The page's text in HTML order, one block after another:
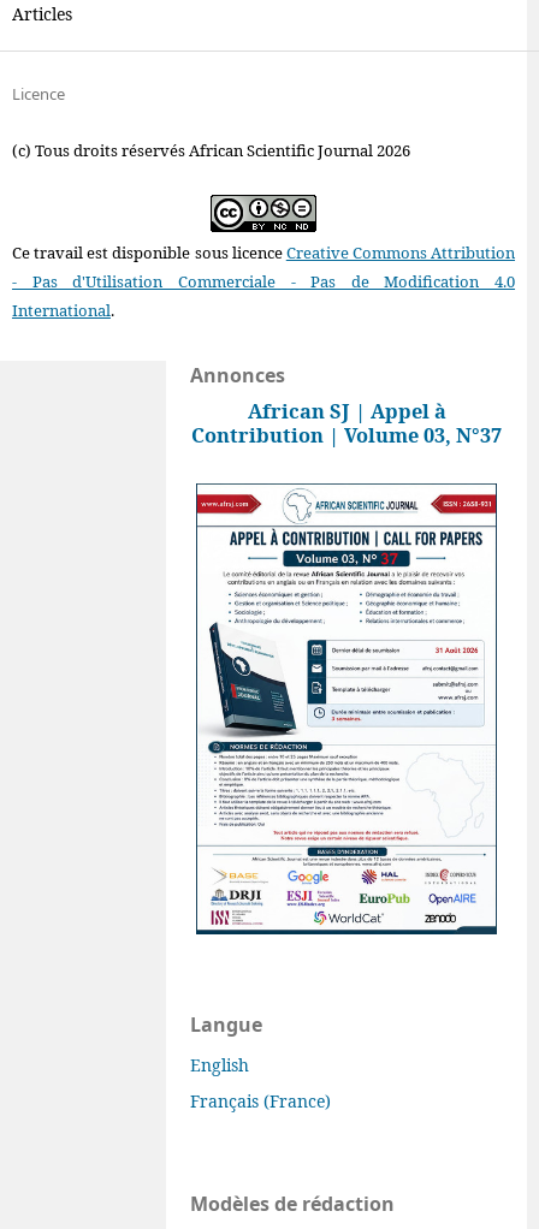
Articles
Licence
(c) Tous droits réservés African Scientific Journal 2026
Ce travail est disponible sous licenceCreative Commons Attribution
- Pas d'Utilisation Commerciale - Pas de Modification 4.0
International.
Annonces
African SJ | Appel à
Contribution | Volume 03, N°37
Langue
English
Français (France)
Modèles de rédaction